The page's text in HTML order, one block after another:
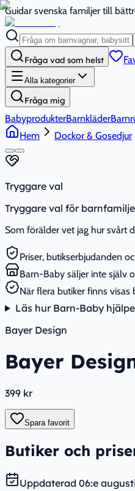
Guidar svenska familjer till
Fråga vad som helst
Alla kategorier
Fråga mig
BabyprodukterBarnkläder
Hem
Dockor & Gosedjur
Tryggare val
Tryggare val för
Som förälder vet jag hur svårt
Priser, butikserbjudanden
Barn-Baby säljer inte själv
När flera butiker finns
Läs hur Barn-Baby
Bayer Design
Bayer
399 kr
Spara favorit
Butiker och
Uppdaterad 06:e